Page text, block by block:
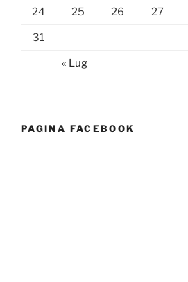
24 25 26 27
31
« Lug
PAGINA FACEBOOK